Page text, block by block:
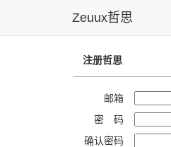
Zeuux哲思
注册哲思
邮箱
密 码
确认密码